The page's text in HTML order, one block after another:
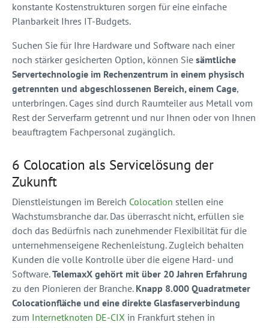
konstante Kostenstrukturen sorgen für eine einfache
Planbarkeit Ihres IT-Budgets.
Suchen Sie für Ihre Hardware und Software nach einer
noch stärker gesicherten Option, können Sie sämtliche
Servertechnologie im Rechenzentrum in einem physisch
getrennten und abgeschlossenen Bereich, einem Cage,
unterbringen. Cages sind durch Raumteiler aus Metall vom
Rest der Serverfarm getrennt und nur Ihnen oder von Ihnen
beauftragtem Fachpersonal zugänglich.
6 Colocation als Servicelösung der
Zukunft
Dienstleistungen im Bereich Colocation stellen eine
Wachstumsbranche dar. Das überrascht nicht, erfüllen sie
doch das Bedürfnis nach zunehmender Flexibilität für die
unternehmenseigene Rechenleistung. Zugleich behalten
Kunden die volle Kontrolle über die eigene Hard- und
Software.TelemaxX gehört mit über 20 Jahren Erfahrung
zu den Pionieren der Branche. Knapp 8.000 Quadratmeter
Colocationfläche und eine direkte Glasfaserverbindung
zum Internetknoten DE-CIX in Frankfurt stehen in